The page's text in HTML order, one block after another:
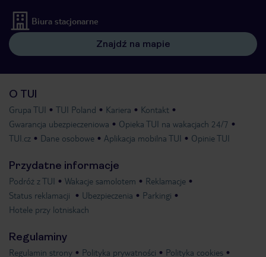
Biura stacjonarne
Znajdź na mapie
O TUI
Grupa TUI TUI Poland Kariera
Kontakt
Gwarancja ubezpieczeniowa
Opieka TUI na wakacjach 24/7
TUI.cz
Dane osobowe Aplikacja mobilna TUI Opinie TUI
Przydatne informacje
Podróż z TUI Wakacje samolotem
Reklamacje
Status reklamacji
Ubezpieczenia
Parkingi
Hotele przy lotniskach
Regulaminy
Regulamin strony Polityka prywatności Polityka cookies